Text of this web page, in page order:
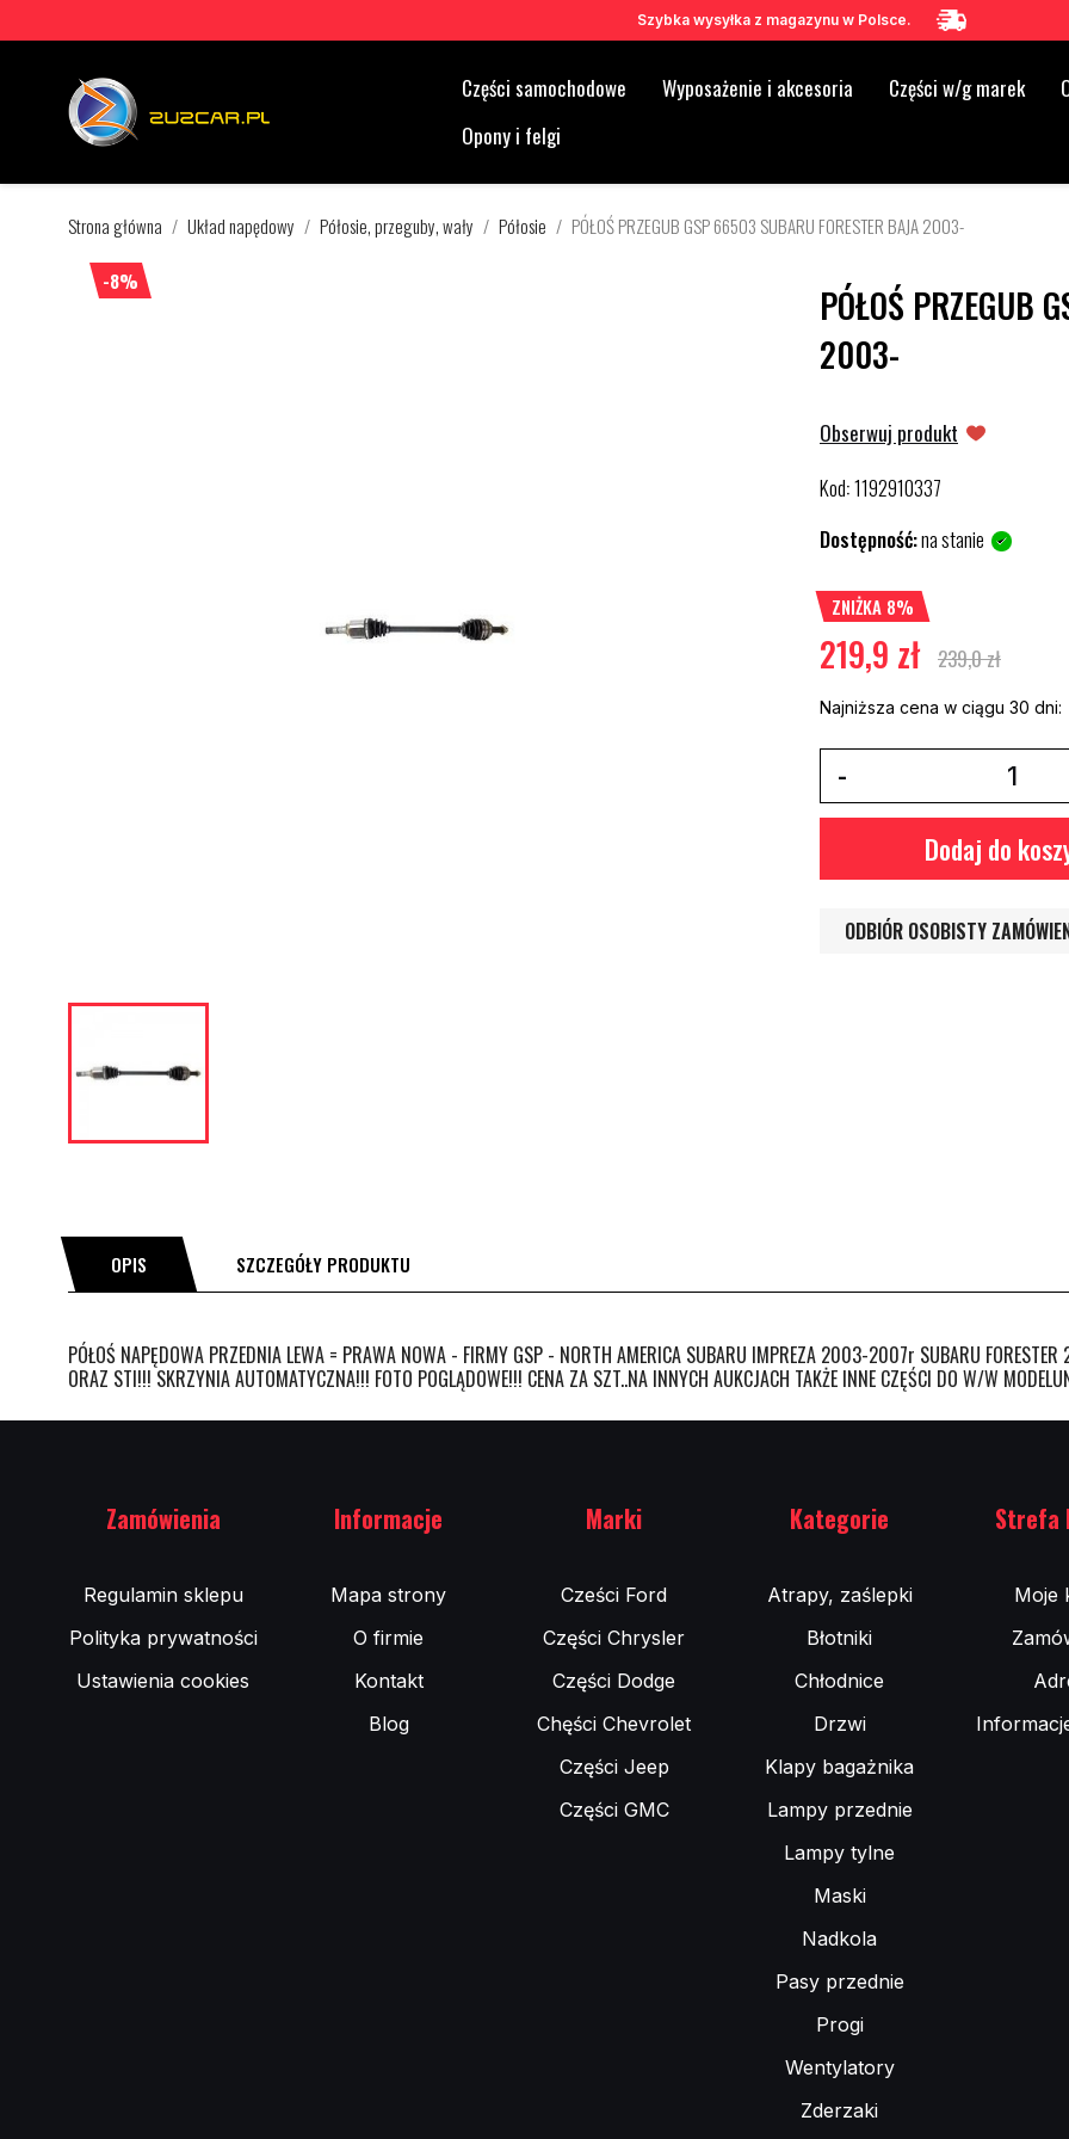
Szybka wysyłka z magazynu w Polsce.
Części samochodowe Wyposażenie i akcesoria Części w/g marek
Opony i felgi
Strona główna Układ napędowy Półosie, przeguby, wały Półosie PÓŁOŚ PRZEGUB GSP 66503 SUBARU FORESTER BAJA 2003-
-8%
PÓŁOŚ PRZEGUB
2003-
Obserwuj produkt
Kod:1192910337
Dostępność:na stanie
ZNIŻKA 8%
219,9 zł 239,0 zł
Najniższa cena w ciągu 30 dni:
Dodaj do
ODBIÓR OSOBISTY
OPIS SZCZEGÓŁY PRODUKTU
PÓŁOŚ NAPĘDOWA PRZEDNIA LEWA = PRAWA NOWA - FIRMY GSP - NORTH AMERICA SUBARU IMPREZA 2003-2007r SUBARU
ORAZ STI!!! SKRZYNIA AUTOMATYCZNA!!! FOTO POGLĄDOWE!!! CENA ZA SZT..NA INNYCH AUKCJACH TAKŻE INNE CZĘŚCI DO W/W
Zamówienia
Regulamin sklepu
Polityka prywatności
Ustawienia cookies
Informacje
Mapa strony
O firmie
Kontakt
Blog
Marki
Cześci Ford
Części Chrysler
Części Dodge
Chęści Chevrolet
Części Jeep
Części GMC
Kategorie
Atrapy, zaślepki
Błotniki
Chłodnice
Drzwi
Klapy bagażnika
Lampy przednie
Lampy tylne
Maski
Nadkola
Pasy przednie
Progi
Wentylatory
Zderzaki
Strefa
Moje